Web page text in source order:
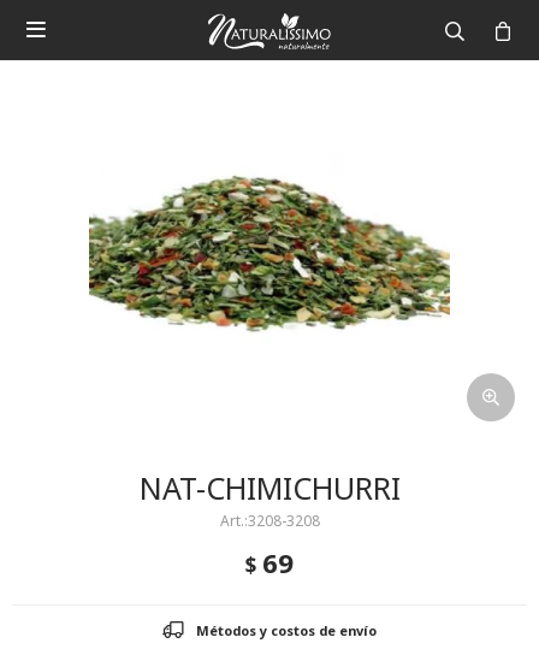

NAT-CHIMICHURRI
3208-3208
$ 69
Métodos y costos de envío